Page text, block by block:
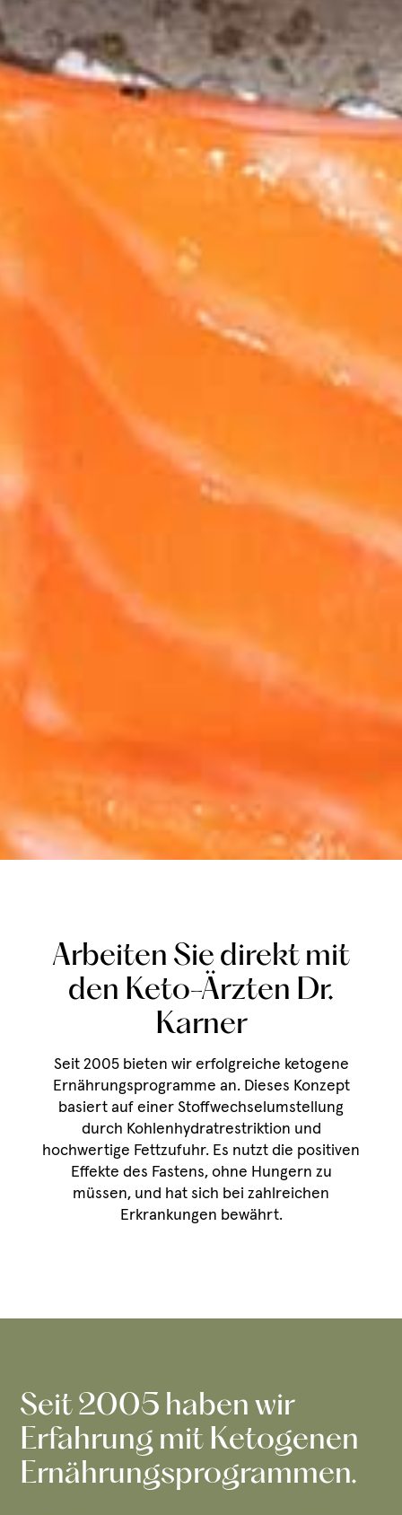
Arbeiten Sie direkt mit
den Keto-Ärzten Dr.
Karner
Seit 2005 bieten wir erfolgreiche ketogene
Ernährungsprogramme an. Dieses Konzept
basiert auf einer Stoffwechselumstellung
durch Kohlenhydratrestriktion und
hochwertige Fettzufuhr. Es nutzt die positiven
Effekte des Fastens, ohne Hungern zu
müssen, und hat sich bei zahlreichen
Erkrankungen bewährt.
Seit 2005 haben wir
Erfahrung mit Ketogenen
Ernährungs­programmen.